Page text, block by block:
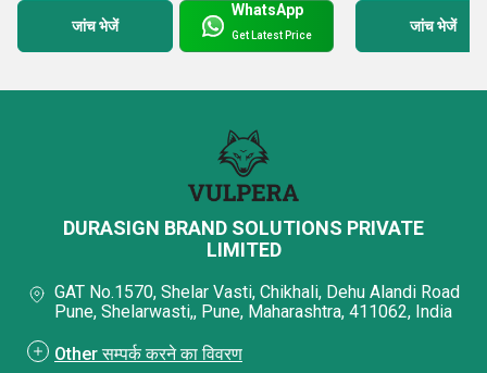
जांच भेजें
WhatsApp
Get Latest Price
जांच भेजें
DURASIGN BRAND SOLUTIONS PRIVATE
LIMITED
GAT No.1570, Shelar Vasti, Chikhali, Dehu Alandi Road
Pune, Shelarwasti,, Pune, Maharashtra, 411062, India
Other सम्पर्क करने का विवरण